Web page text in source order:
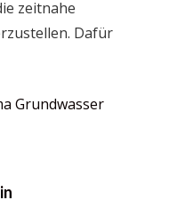
zeitnahe
Dafür
Grundwasser